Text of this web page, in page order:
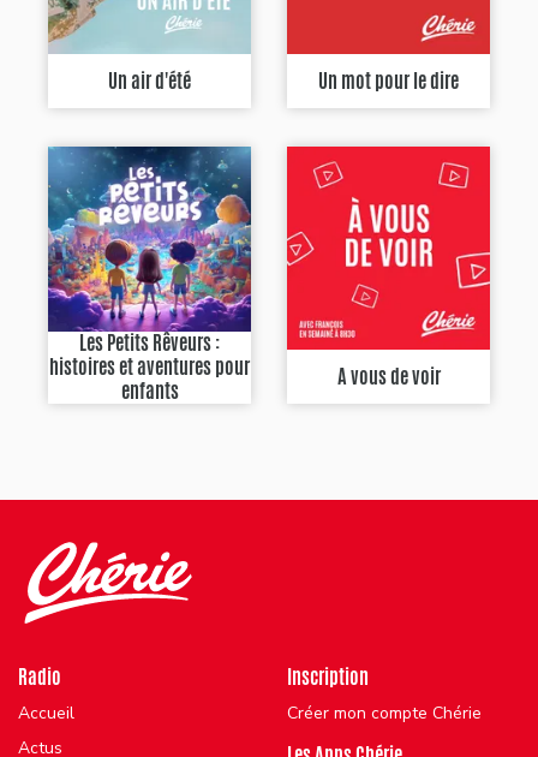
Un air d'été Un mot pour le dire
Les Petits Rêveurs :
histoires et aventures pour
enfants
A vous de voir
Radio
Accueil
Actus
Inscription
Créer mon compte Chérie